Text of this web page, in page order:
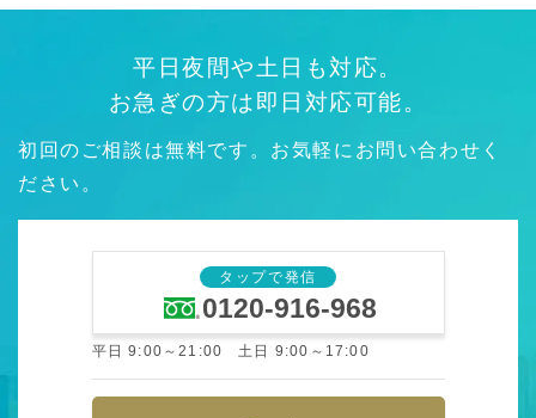
平日夜間や土日も対応。
お急ぎの方は即日対応可能。
初回のご相談は無料です。お気軽にお問い合わせく
ださい。
タップで発信
0120-916-968
平日 9:00～21:00 土日 9:00～17:00